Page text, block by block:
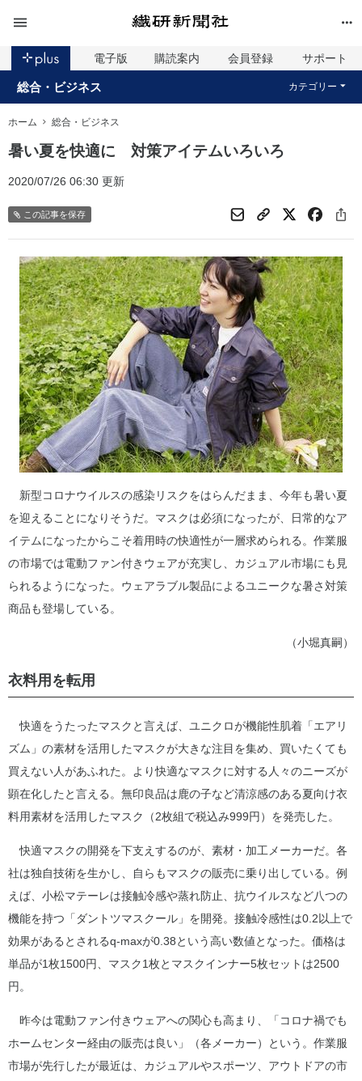
電子版 購読案内 会員登録 サポート
総合・ビジネス カテゴリー
ホーム 総合・ビジネス
暑い夏を快適に 対策アイテムいろいろ
2020/07/26 06:30 更新
この記事を保存
新型コロナウイルスの感染リスクをはらんだまま、今年も暑い夏
を迎えることになりそうだ。マスクは必須になったが、日常的なア
イテムになったからこそ着用時の快適性が一層求められる。作業服
の市場では電動ファン付きウェアが充実し、カジュアル市場にも見
られるようになった。ウェアラブル製品によるユニークな暑さ対策
商品も登場している。
（小堀真嗣）
衣料用を転用
快適をうたったマスクと言えば、ユニクロが機能性肌着「エアリ
ズム」の素材を活用したマスクが大きな注目を集め、買いたくても
買えない人があふれた。より快適なマスクに対する人々のニーズが
顕在化したと言える。無印良品は鹿の子など清涼感のある夏向け衣
料用素材を活用したマスク（2枚組で税込み999円）を発売した。
快適マスクの開発を下支えするのが、素材・加工メーカーだ。各
社は独自技術を生かし、自らもマスクの販売に乗り出している。例
えば、小松マテーレは接触冷感や蒸れ防止、抗ウイルスなど八つの
機能を持つ「ダントツマスクール」を開発。接触冷感性は0.2以上で
効果があるとされるq‐maxが0.38という高い数値となった。価格は
単品が1枚1500円、マスク1枚とマスクインナー5枚セットは2500
円。
昨今は電動ファン付きウェアへの関心も高まり、「コロナ禍でも
ホームセンター経由の販売は良い」（各メーカー）という。作業服
市場が先行したが最近は、カジュアルやスポーツ、アウトドアの市